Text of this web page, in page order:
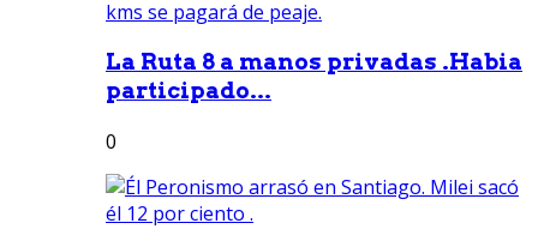
La Ruta 8 a manos privadas .Habia
participado...
0